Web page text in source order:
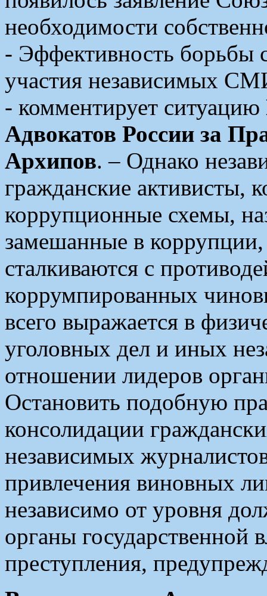
необходимости
- Эффективность борьбы
участия независимых
- комментирует ситуацию
Адвокатов России за
Архипов. – Однако
гражданские активисты,
коррупционные схемы,
замешанные в
сталкиваются с
коррумпированных
всего выражается в
уголовных дел и иных
отношении лидеров
Остановить подобную
консолидации
независимых
привлечения виновных
независимо от уровня
органы государственной
преступления,